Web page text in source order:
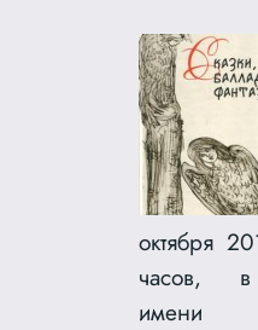
октября
часов, в
имени